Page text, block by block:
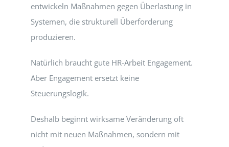
entwickeln Maßnahmen gegen Überlastung in
Systemen, die strukturell Überforderung
produzieren.
Natürlich braucht gute HR-Arbeit Engagement.
Aber Engagement ersetzt keine
Steuerungslogik.
Deshalb beginnt wirksame Veränderung oft
nicht mit neuen Maßnahmen, sondern mit